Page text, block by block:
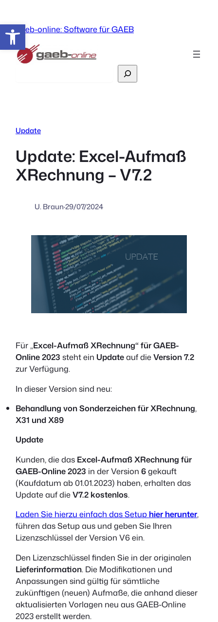
Werkzeugleiste öffnen
springengaeb-online: Software für GAEB
Update
Update: Excel-Aufmaß
XRechnung – V7.2
U. Braun·29/07/2024
Für „Excel-Aufmaß XRechnung“ für GAEB-
Online 2023 steht ein Updateauf dieVersion 7.2
zur Verfügung.
In dieser Version sind neu:
Behandlung von Sonderzeichen für XRechnung,
X31 und X89
Update
Kunden, die das Excel-Aufmaß XRechnung für
GAEB-Online 2023 in der Version 6gekauft
(Kaufdatum ab 01.01.2023) haben, erhalten das
Update auf dieV7.2 kostenlos.
Laden Sie hierzu einfach das Setup hier herunter,
führen das Setup aus und geben Sie Ihren
Lizenzschlüssel der Version V6 ein.
Den Lizenzschlüssel finden Sie in der originalen
Lieferinformation. Die Modifikationen und
Anpassungen sind gültig für sämtliche
zukünftigen (neuen) Aufmaße, die anhand dieser
aktualisierten Vorlagen neu aus GAEB-Online
2023 erstellt werden.